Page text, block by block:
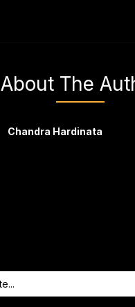
About The
Chandra Hardinata